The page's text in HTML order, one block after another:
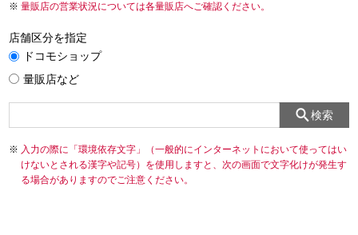
量販店の営業状況については各量販店へご確認ください。
店舗区分を指定
ドコモショップ
量販店など
検索
入力の際に「環境依存文字」（一般的にインターネットにおいて使ってはい
けないとされる漢字や記号）を使用しますと、次の画面で文字化けが発生す
る場合がありますのでご注意ください。